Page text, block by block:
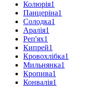
Колюрія1
Панцеріна1
Солодка1
Аралія1
Реп'ях1
Кипрей1
Кровохлібка1
Мильнянка1
Кропива1
Конвалія1